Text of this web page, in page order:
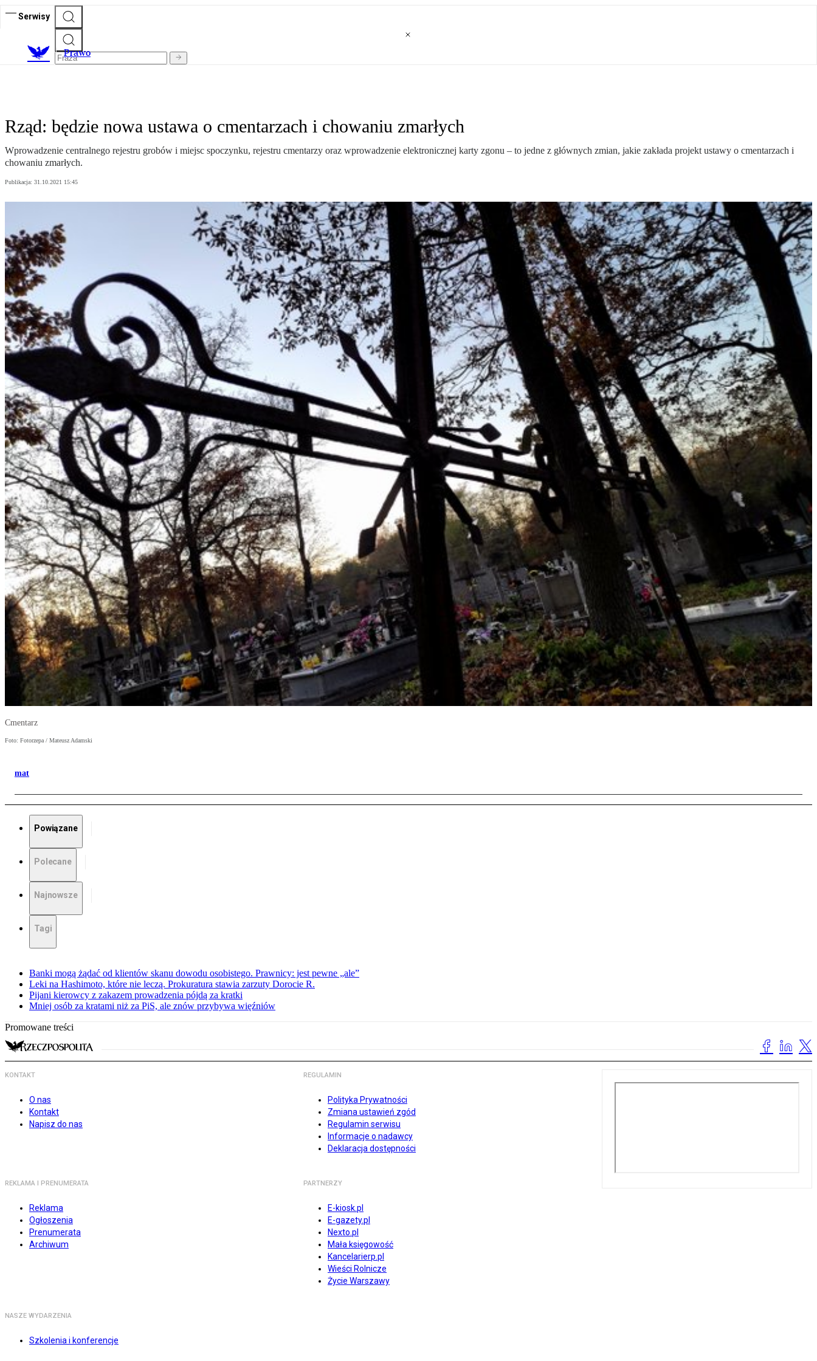
Serwisy
Prawo
Rząd: będzie nowa ustawa o cmentarzach i chowaniu zmarłych
Wprowadzenie centralnego rejestru grobów i miejsc spoczynku, rejestru cmentarzy oraz wprowadzenie elektronicznej karty zgonu – to jedne z głównych zmian, jakie zakłada projekt ustawy o cmentarzach i
chowaniu zmarłych.
Publikacja: 31.10.2021 15:45
Cmentarz
Foto: Fotorzepa / Mateusz Adamski
mat
Powiązane
Polecane
Najnowsze
Tagi
Banki mogą żądać od klientów skanu dowodu osobistego. Prawnicy: jest pewne „ale”
Leki na Hashimoto, które nie leczą. Prokuratura stawia zarzuty Dorocie R.
Pijani kierowcy z zakazem prowadzenia pójdą za kratki
Mniej osób za kratami niż za PiS, ale znów przybywa więźniów
Promowane treści
KONTAKT
O nas
Kontakt
Napisz do nas
REGULAMIN
Polityka Prywatności
Zmiana ustawień zgód
Regulamin serwisu
Informacje o nadawcy
Deklaracja dostępności
REKLAMA I PRENUMERATA
Reklama
Ogłoszenia
Prenumerata
Archiwum
PARTNERZY
E-kiosk.pl
E-gazety.pl
Nexto.pl
Mała księgowość
Kancelarierp.pl
Wieści Rolnicze
Życie Warszawy
NASZE WYDARZENIA
Szkolenia i konferencje